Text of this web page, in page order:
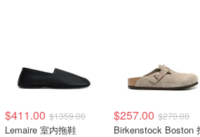
$411.00 $1359.00
Lemaire 室内拖鞋
$257.00 $270.00
Birkenstock Boston